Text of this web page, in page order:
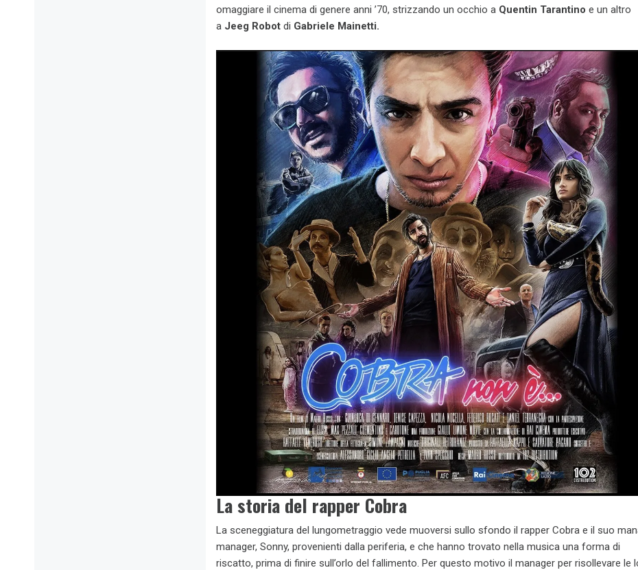
omaggiare il cinema di genere anni ’70, strizzando un occhio a Quentin Tarantino e un altro
a Jeeg Robot di Gabriele Mainetti.
La storia del rapper Cobra
La sceneggiatura del lungometraggio vede muoversi sullo sfondo il rapper Cobra e il suo
manager, Sonny, provenienti dalla periferia, e che hanno trovato nella musica una forma di
riscatto, prima di finire sull’orlo del fallimento. Per questo motivo il manager per risollevare le